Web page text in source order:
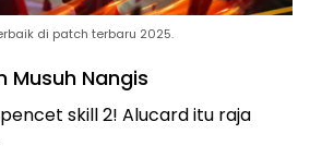
di patch terbaru 2025.
Musuh Nangis
skill 2! Alucard itu raja